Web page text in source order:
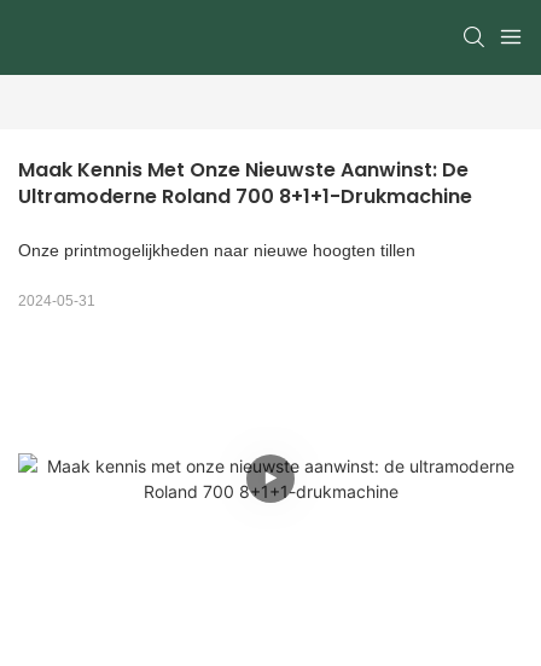
Maak Kennis Met Onze Nieuwste Aanwinst: De
Ultramoderne Roland 700 8+1+1-Drukmachine
Onze printmogelijkheden naar nieuwe hoogten tillen
2024-05-31